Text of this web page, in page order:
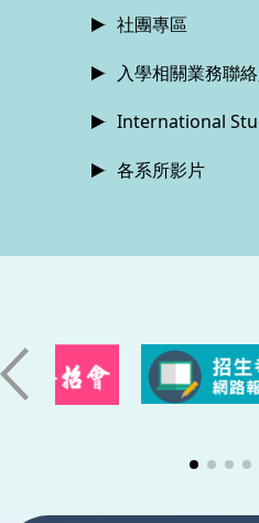
社團專區
入學相關業務聯
International
各系所影片